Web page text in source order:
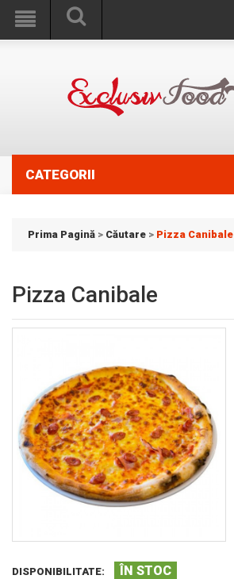
CATEGORII
Prima Pagină > Căutare > Pizza Canibale
Pizza Canibale
DISPONIBILITATE: ÎN STOC